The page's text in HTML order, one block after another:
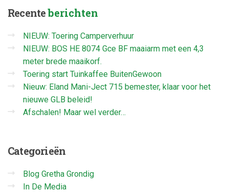
Recenteberichten
NIEUW: Toering Camperverhuur
NIEUW: BOS HE 8074 Gce BF maaiarm met een 4,3
meter brede maaikorf.
Toering start Tuinkaffee BuitenGewoon
Nieuw: Eland Mani-Ject 715 bemester, klaar voor het
nieuwe GLB beleid!
Afschalen! Maar wel verder…
Categorieën
Blog Gretha Grondig
In De Media